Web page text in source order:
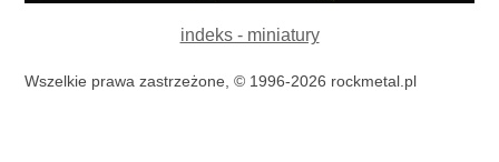
indeks - miniatury
Wszelkie prawa zastrzeżone, © 1996-2026 rockmetal.pl